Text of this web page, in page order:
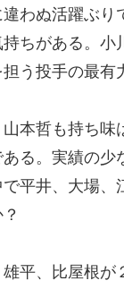
わぬ活躍ぶり
ちがある。小
う投手の最有
本哲も持ち味
る。実績の少
平井、大場、
平、比屋根が